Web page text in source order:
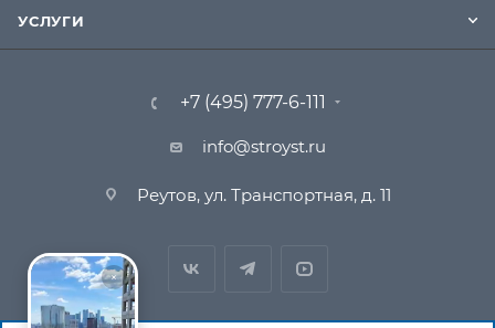
УСЛУГИ
+7 (495) 777-6-111
info@stroyst.ru
Реутов, ул. Транспортная, д. 11